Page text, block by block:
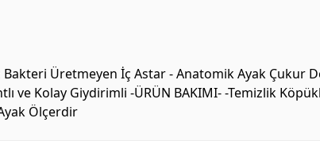
Bakteri Üretmeyen İç Astar - Anatomik Ayak Çukur
ve Kolay Giydirimli -ÜRÜN BAKIMI- -Temizlik
Ölçerdir